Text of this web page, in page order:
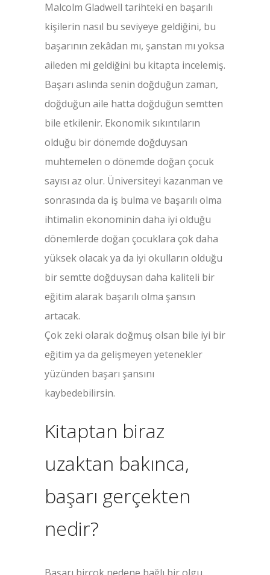
Malcolm Gladwell tarihteki en başarılı
kişilerin nasıl bu seviyeye geldiğini, bu
başarının zekâdan mı, şanstan mı yoksa
aileden mi geldiğini bu kitapta incelemiş.
Başarı aslında senin doğduğun zaman,
doğduğun aile hatta doğduğun semtten
bile etkilenir. Ekonomik sıkıntıların
olduğu bir dönemde doğduysan
muhtemelen o dönemde doğan çocuk
sayısı az olur. Üniversiteyi kazanman ve
sonrasında da iş bulma ve başarılı olma
ihtimalin ekonominin daha iyi olduğu
dönemlerde doğan çocuklara çok daha
yüksek olacak ya da iyi okulların olduğu
bir semtte doğduysan daha kaliteli bir
eğitim alarak başarılı olma şansın
artacak.
Çok zeki olarak doğmuş olsan bile iyi bir
eğitim ya da gelişmeyen yetenekler
yüzünden başarı şansını
kaybedebilirsin.
Kitaptan biraz
uzaktan bakınca,
başarı gerçekten
nedir?